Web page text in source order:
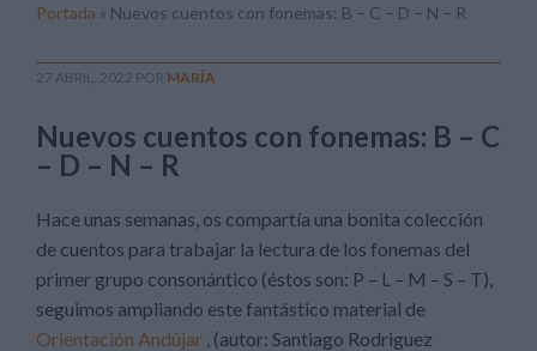
Portada » Nuevos cuentos con fonemas: B – C – D – N – R
27 ABRIL, 2022 POR MARÍA
Nuevos cuentos con fonemas: B – C
– D – N – R
Hace unas semanas, os compartía una bonita colección
de cuentos para trabajar la lectura de los fonemas del
primer grupo consonántico (éstos son: P – L – M – S – T),
seguimos ampliando este fantástico material de
Orientación Andújar , (autor: Santiago Rodriguez